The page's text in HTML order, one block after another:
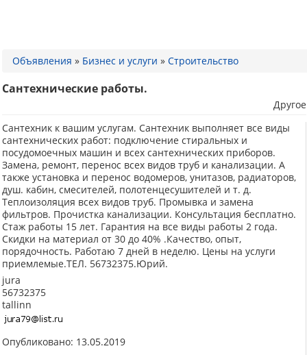
Объявления » Бизнес и услуги » Строительство
Сантехнические работы.
Другое
Сантехник к вашим услугам. Сантехник выполняет все виды
сантехнических работ: подключение стиральных и
посудомоечных машин и всех сантехнических приборов.
Замена, ремонт, перенос всех видов труб и канализации. А
также установка и перенос водомеров, унитазов, радиаторов,
душ. кабин, смесителей, полотенцесушителей и т. д.
Теплоизоляция всех видов труб. Промывка и замена
фильтров. Прочистка канализации. Консультация бесплатно.
Стаж работы 15 лет. Гарантия на все виды работы 2 года.
Скидки на материал от 30 до 40% .Качество, опыт,
порядочность. Работаю 7 дней в неделю. Цены на услуги
приемлемые.ТЕЛ. 56732375.Юрий.
jura
56732375
tallinn
Опубликовано: 13.05.2019